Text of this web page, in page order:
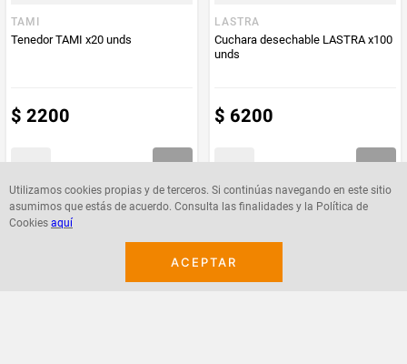
Utilizamos cookies propias y de terceros. Si continúas navegando en este sitio
asumimos que estás de acuerdo. Consulta las finalidades y la Política de
Cookies aquí
ACEPTAR
TAMI
Tenedor TAMI x20 unds
$ 2200
LASTRA
Cuchara desechable LASTRA x100
unds
$ 6200